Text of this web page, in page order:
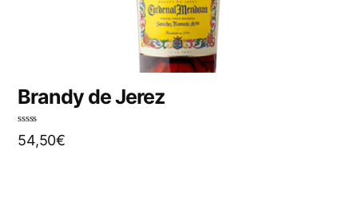
Brandy de Jerez
N
o
54,50€